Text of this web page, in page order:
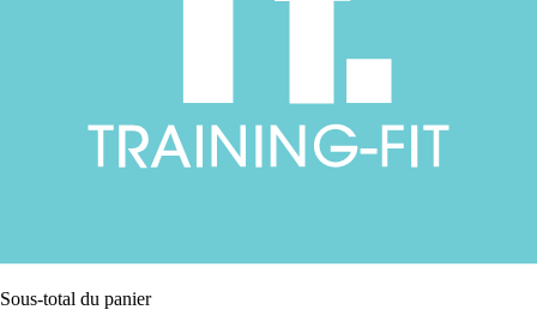
Sous-total du panier